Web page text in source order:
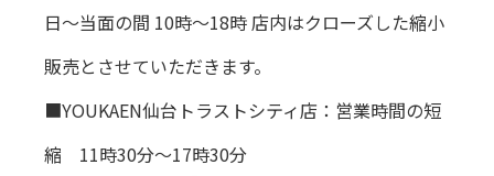
日〜当面の間 10時〜18時 店内はクローズした縮小
販売とさせていただきます。
■YOUKAEN仙台トラストシティ店：営業時間の短
縮 11時30分〜17時30分